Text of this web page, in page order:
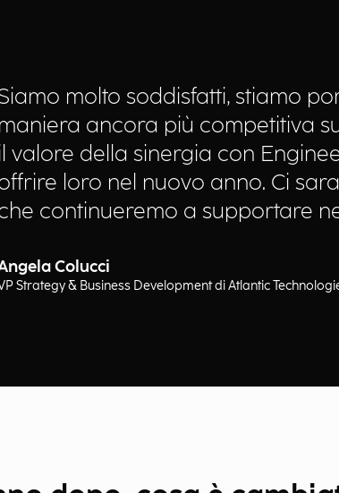
molto soddisfatti, stiamo
maniera ancora più competitiva
il valore della sinergia con
loro nel nuovo anno. Ci
continueremo a supportare
Colucci
Strategy & Business Development di Atlantic